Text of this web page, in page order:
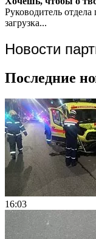
Руководитель
загрузка...
Новости
Последние
16:03